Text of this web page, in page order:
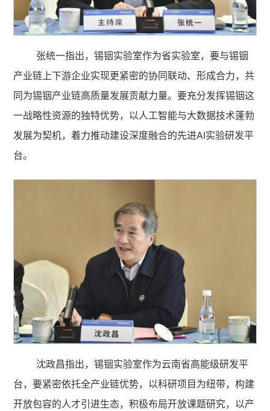
张统一指出，锡铟实验室作为省实验室，要与锡铟
产业链上下游企业实现更紧密的协同联动、形成合力，共
同为锡铟产业链高质量发展贡献力量。要充分发挥锡铟这
一战略性资源的独特优势，以人工智能与大数据技术蓬勃
发展为契机，着力推动建设深度融合的先进AI实验研发平
台。
沈政昌指出，锡铟实验室作为云南省高能级研发平
台，要紧密依托全产业链优势，以科研项目为纽带，构建
开放包容的人才引进生态，积极布局开放课题研究，以产